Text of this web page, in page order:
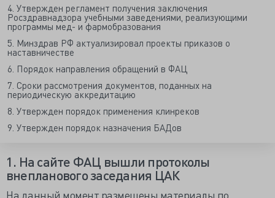
4. Утвержден регламент получения заключения
Росздравнадзора учебными заведениями, реализующими
программы мед- и фармобразования
5. Минздрав РФ актуализировал проекты приказов о
наставничестве
6. Порядок направления обращений в ФАЦ
7. Сроки рассмотрения документов, поданных на
периодическую аккредитацию
8. Утвержден порядок применения клинреков
9. Утвержден порядок назначения БАДов
1. На сайте ФАЦ вышли протоколы
внепланового заседания ЦАК
На данный момент размещены материалы по